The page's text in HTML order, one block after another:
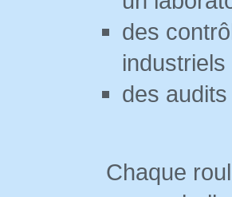
des
industriels
des
Chaque